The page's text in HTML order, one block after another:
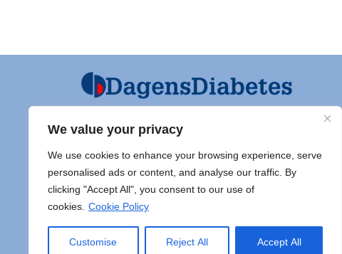
We value your privacy
We use cookies to enhance your browsing experience, serve
personalised ads or content, and analyse our traffic. By
clicking "Accept All", you consent to our use of
cookies. Cookie Policy
Customise Reject All Accept All
Ansvarig utgivare och Ordf SFD
Jarl Hellman
Överläkare, Processledare Diabetes
Samordnare Centre of Excellence typ
1 diabetes,
Endokrinsektionen, Specialmedicin,
Akademiska sjukhuset, Ingång 40
Adress till
Doc Stig
413 45 –
E-post: